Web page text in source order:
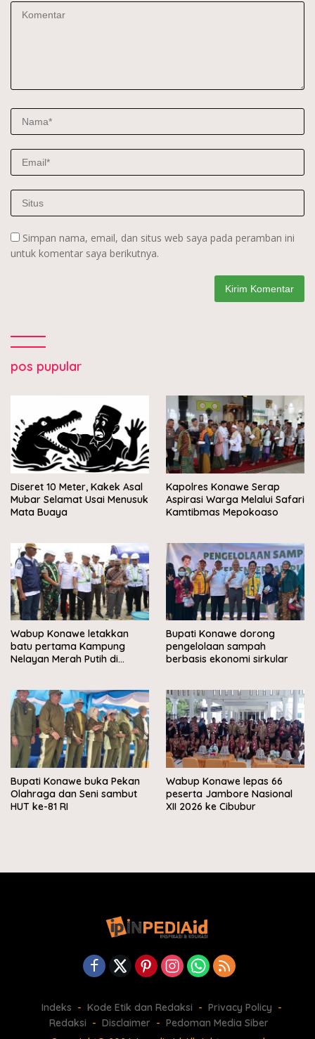
Simpan nama, email, dan situs web saya pada peramban ini
untuk komentar saya berikutnya.
pos pupular
Diseret 10 Meter, Kakek Asal
Mubar Selamat Usai Menusuk
Mata Buaya
Kapolres Konawe Serap
Aspirasi Warga Melalui Safari
Kamtibmas Mepokoaso
Wabup Konawe letakkan
batu pertama Kampung
Nelayan Merah Putih di
Bupati Konawe dorong
pengelolaan sampah
berbasis ekonomi sirkular
Bupati Konawe buka Pekan
Olahraga dan Seni sambut
HUT ke-81 RI
Wabup Konawe lepas 66
peserta Jambore Nasional
XII 2026 ke Cibubur
Indeks Kode Etik dan Redaksi
Privacy Policy
Redaksi
Disclaimer
Pedoman Media Siber